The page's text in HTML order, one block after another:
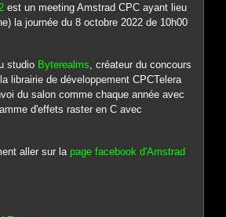
est un meeting Amstrad CPC ayant lieu
la journée du 8 octobre 2022 de 10h00
studio Byterealms , créateur du concours
librairie de développement CPCTelera
du salon comme chaque année avec
d'effets raster en C avec
aller sur lapage facebook d'Amstrad